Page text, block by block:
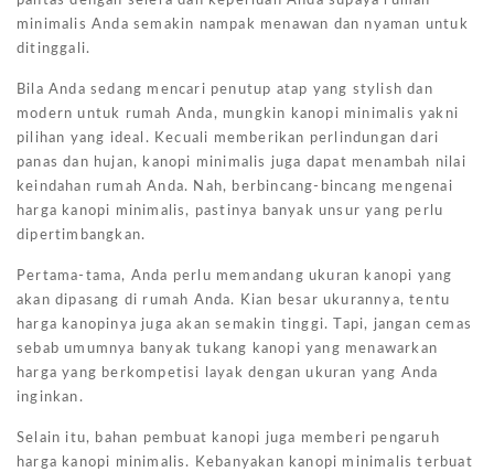
minimalis Anda semakin nampak menawan dan nyaman untuk
ditinggali.
Bila Anda sedang mencari penutup atap yang stylish dan
modern untuk rumah Anda, mungkin kanopi minimalis yakni
pilihan yang ideal. Kecuali memberikan perlindungan dari
panas dan hujan, kanopi minimalis juga dapat menambah nilai
keindahan rumah Anda. Nah, berbincang-bincang mengenai
harga kanopi minimalis, pastinya banyak unsur yang perlu
dipertimbangkan.
Pertama-tama, Anda perlu memandang ukuran kanopi yang
akan dipasang di rumah Anda. Kian besar ukurannya, tentu
harga kanopinya juga akan semakin tinggi. Tapi, jangan cemas
sebab umumnya banyak tukang kanopi yang menawarkan
harga yang berkompetisi layak dengan ukuran yang Anda
inginkan.
Selain itu, bahan pembuat kanopi juga memberi pengaruh
harga kanopi minimalis. Kebanyakan kanopi minimalis terbuat